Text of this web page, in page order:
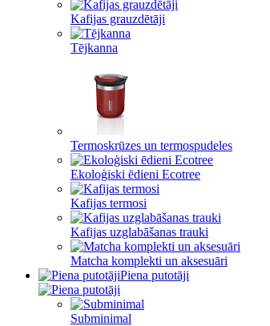
Kafijas grauzdētāji
Tējkanna
Termoskrūzes un termospudeles
Ekoloģiski ēdieni Ecotree
Kafijas termosi
Kafijas uzglabāšanas trauki
Matcha komplekti un aksesuāri
Piena putotāji
Subminimal